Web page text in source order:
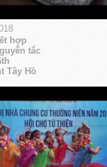
hợp
tắc
Tây Hồ